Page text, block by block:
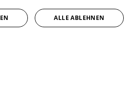
ALLE ABLEHNEN